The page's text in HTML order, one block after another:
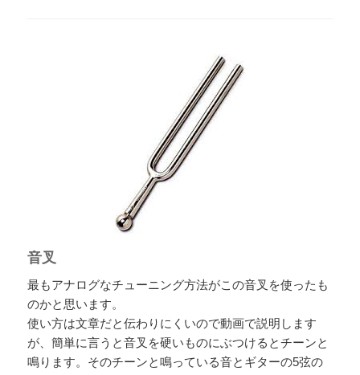
音叉
最もアナログなチューニング方法がこの音叉を使ったも
のかと思います。
使い方は文章だと伝わりにくいので動画で説明します
が、簡単に言うと音叉を硬いものにぶつけるとチーンと
鳴ります。そのチーンと鳴っている音とギターの5弦の